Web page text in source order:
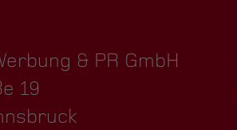
& PR GmbH
19